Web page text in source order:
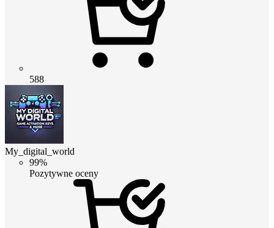
588
My_digital_world
99%
Pozytywne oceny